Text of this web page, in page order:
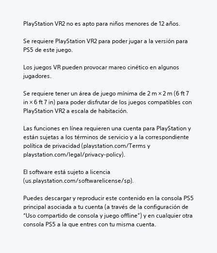
PlayStation VR2 no es apto para niños menores de 12 años.
Se requiere PlayStation VR2 para poder jugar a la versión para
PS5 de este juego.
Los juegos VR pueden provocar mareo cinético en algunos
jugadores.
Se requiere tener un área de juego mínima de 2 m × 2 m (6 ft 7
in × 6 ft 7 in) para poder disfrutar de los juegos compatibles con
PlayStation VR2 a escala de habitación.
Las funciones en línea requieren una cuenta para PlayStation y
están sujetas a los términos de servicio y a la correspondiente
política de privacidad (playstation.com/Terms y
playstation.com/legal/privacy-policy).
El software está sujeto a licencia
(us.playstation.com/softwarelicense/sp).
Puedes descargar y reproducir este contenido en la consola PS5
principal asociada a tu cuenta (a través de la configuración de
“Uso compartido de consola y juego offline”) y en cualquier otra
consola PS5 a la que entres con tu misma cuenta.